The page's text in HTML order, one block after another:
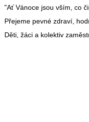
"Ať Vánoce jsou vším, co
Přejeme pevné zdraví,
Děti, žáci a kolektiv